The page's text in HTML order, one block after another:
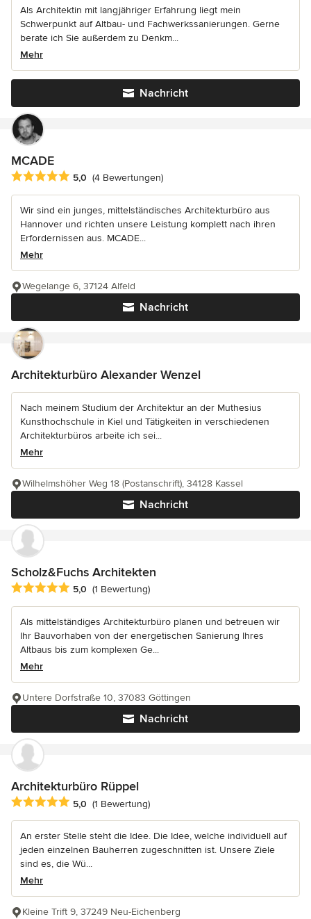
Als Architektin mit langjähriger Erfahrung liegt mein
Schwerpunkt auf Altbau- und Fachwerkssanierungen. Gerne
berate ich Sie außerdem zu Denkm...
Mehr
Nachricht
MCADE
Durchschnittliche Bewertung: 5 von 5 Sternen
5,0 (4 Bewertungen)
Wir sind ein junges, mittelständisches Architekturbüro aus
Hannover und richten unsere Leistung komplett nach ihren
Erfordernissen aus. MCADE...
Mehr
Nachricht
Wegelange 6, 37124 Alfeld
Architekturbüro Alexander Wenzel
Nach meinem Studium der Architektur an der Muthesius
Kunsthochschule in Kiel und Tätigkeiten in verschiedenen
Architekturbüros arbeite ich sei...
Mehr
Nachricht
Wilhelmshöher Weg 18 (Postanschrift), 34128 Kassel
Scholz&Fuchs Architekten
Durchschnittliche Bewertung: 5 von 5 Sternen
5,0 (1 Bewertung)
Als mittelständiges Architekturbüro planen und betreuen wir
Ihr Bauvorhaben von der energetischen Sanierung Ihres
Altbaus bis zum komplexen Ge...
Mehr
Nachricht
Untere Dorfstraße 10, 37083 Göttingen
Architekturbüro Rüppel
Durchschnittliche Bewertung: 5 von 5 Sternen
5,0 (1 Bewertung)
An erster Stelle steht die Idee. Die Idee, welche individuell auf
jeden einzelnen Bauherren zugeschnitten ist. Unsere Ziele
sind es, die Wü...
Mehr
Kleine Trift 9, 37249 Neu-Eichenberg